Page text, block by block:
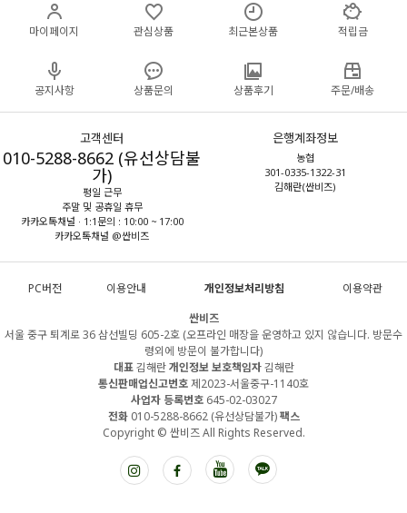
마이페이지 관심상품 최근본상품 적립금
공지사항 상품문의 상품후기 주문/배송
고객센터
010-5288-8662 (유선상담불
가)
평일 근무
주말 및 공휴일 휴무
카카오톡채널 · 1:1문의 : 10:00 ~ 17:00
카카오톡채널 @싼비즈
은행계좌정보
농협
301-0335-1322-31
김해란(싼비즈)
PC버전 이용안내 개인정보처리방침
이용약관
싼비즈
서울 중구 퇴계로 36 삼선빌딩 605-2호 (오프라인 매장을 운영하고 있지 않습니다. 방문수
령외에 방문이 불가합니다)
대표김해란개인정보 보호책임자김해란
통신판매업신고번호제2023-서울중구-1140호
사업자 등록번호645-02-03027
전화010-5288-8662 (유선상담불가)팩스
Copyright © 싼비즈 All Rights Reserved.